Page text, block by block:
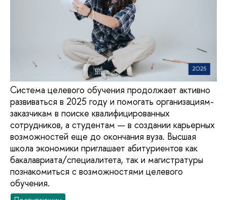
Система целевого обучения продолжает активно
развиваться в 2025 году и помогать организациям-
заказчикам в поиске квалифицированных
сотрудников, а студентам — в создании карьерных
возможностей еще до окончания вуза. Высшая
школа экономики приглашает абитуриентов как
бакалавриата/специалитета, так и магистратуры
познакомиться с возможностями целевого
обучения.